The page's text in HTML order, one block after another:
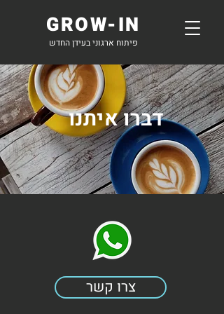
GROW-IN
דברו איתנו
צרו קשר